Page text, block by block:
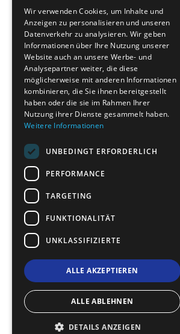
FRENCH
BULGARIAN
ROMANIAN
TURKISH
Wir verwenden Cookies, um Inhalte und
Anzeigen zu personalisieren und unseren
Datenverkehr zu analysieren. Wir geben
Informationen über Ihre Nutzung unserer
Website auch an unsere Werbe- und
Analysepartner weiter, die diese
möglicherweise mit anderen Informationen
kombinieren, die Sie ihnen bereitgestellt
haben oder die sie im Rahmen Ihrer
Nutzung ihrer Dienste gesammelt haben.
Weitere Informationen
UNBEDINGT ERFORDERLICH
PERFORMANCE
TARGETING
FUNKTIONALITÄT
UNKLASSIFIZIERTE
ALLE AKZEPTIEREN
ALLE ABLEHNEN
DETAILS ANZEIGEN